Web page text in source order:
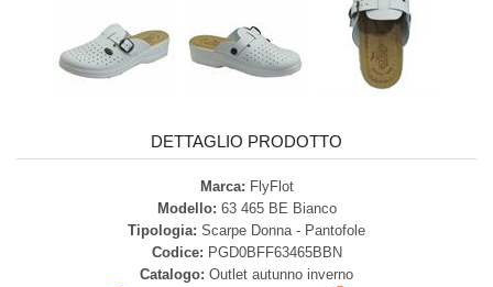
DETTAGLIO PRODOTTO
Marca: FlyFlot
Modello: 63 465 BE Bianco
Tipologia: Scarpe Donna - Pantofole
Codice: PGD0BFF63465BBN
Catalogo: Outlet autunno inverno